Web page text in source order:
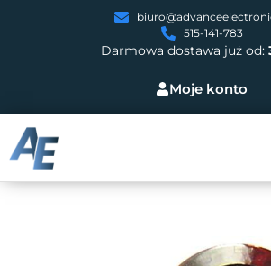
Moje konto
Darmowa dostawa już od:
515-141-783